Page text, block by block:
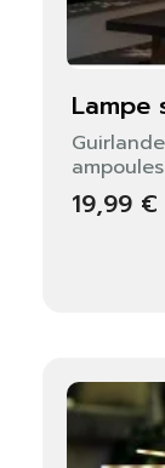
lampe
19,99 €
S'identifier